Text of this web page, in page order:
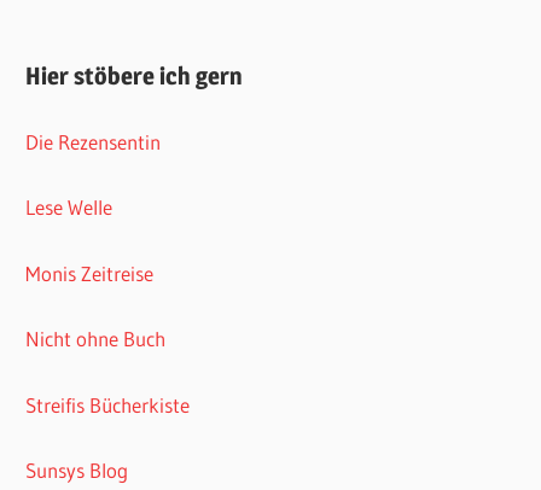
Hier stöbere ich gern
Die Rezensentin
Lese Welle
Monis Zeitreise
Nicht ohne Buch
Streifis Bücherkiste
Sunsys Blog